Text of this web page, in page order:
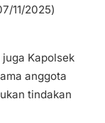
11/2025)
Kapolsek
anggota
tindakan